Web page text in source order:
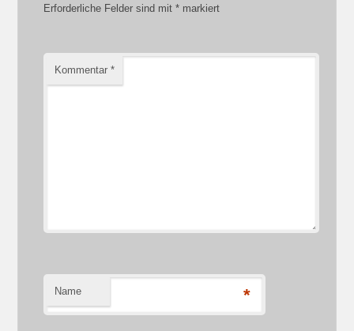
Erforderliche Felder sind mit* markiert
Kommentar*
Name *